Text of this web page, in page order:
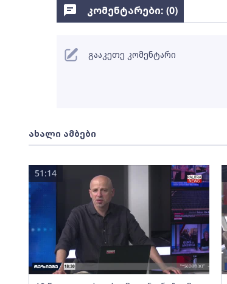
ახალი ამბები
51:14
კომენტარები: (0)
გააკეთე კომენტარი